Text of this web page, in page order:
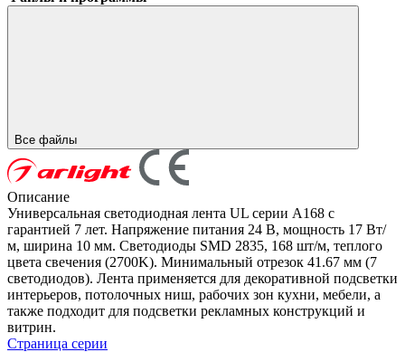
Все файлы
Описание
Универсальная светодиодная лента UL серии A168 с
гарантией 7 лет. Напряжение питания 24 В, мощность 17 Вт/
м, ширина 10 мм. Светодиоды SMD 2835, 168 шт/м, теплого
цвета свечения (2700K). Минимальный отрезок 41.67 мм (7
светодиодов). Лента применяется для декоративной подсветки
интерьеров, потолочных ниш, рабочих зон кухни, мебели, а
также подходит для подсветки рекламных конструкций и
витрин.
Страница серии